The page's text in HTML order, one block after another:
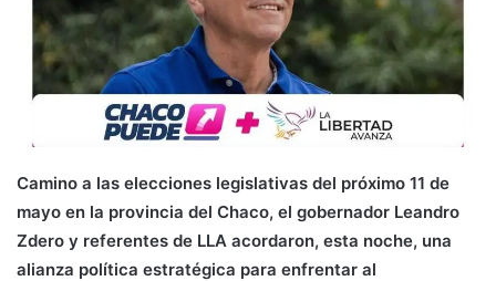
Camino a las elecciones legislativas del próximo 11 de
mayo en la provincia del Chaco, el gobernador Leandro
Zdero y referentes de LLA acordaron, esta noche, una
alianza política estratégica para enfrentar al